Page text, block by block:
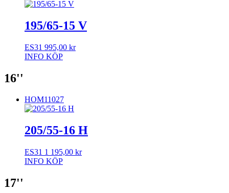
195/65-15 V
ES31 995,00 kr
INFO KÖP
16''
HOM11027
205/55-16 H
ES31 1 195,00 kr
INFO KÖP
17''